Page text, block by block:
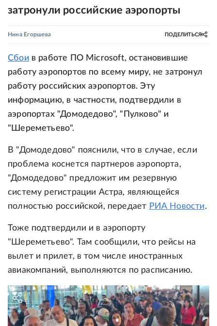
затронули российские аэропорты
Нина Егоршева ПОДЕЛИТЬСЯ
Сбоив работе ПО Microsoft, остановившие
работу аэропортов по всему миру, не затронул
работу российских аэропортов. Эту
информацию, в частности, подтвердили в
аэропортах "Домодедово", "Пулково" и
"Шереметьево".
В "Домодедово" пояснили, что в случае, если
проблема коснется партнеров аэропорта,
"Домодедово" предложит им резервную
систему регистрации Астра, являющейся
полностью российской, передает РИА Новости.
Тоже подтвердили и в аэропорту
"Шереметьево". Там сообщили, что рейсы на
вылет и прилет, в том числе иностранных
авиакомпаний, выполняются по расписанию.